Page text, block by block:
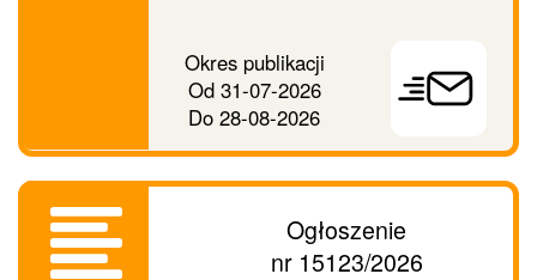
Okres publikacji
Od31-07-2026
Do 28-08-2026
dalej
Ogłoszenie
nr 15123/2026